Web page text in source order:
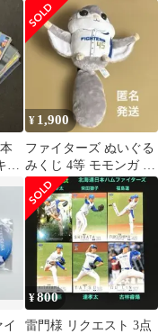
¥ 1,900
ファイターズ ぬいぐる
みくじ 4等 モモンガ 福
島蓮
¥800
雷門様 リクエスト 3点